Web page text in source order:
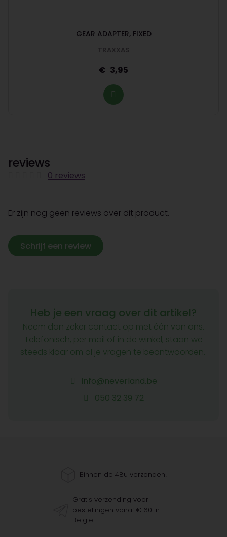
GEAR ADAPTER, FIXED
TRAXXAS
3,95
reviews
0 reviews
Er zijn nog geen reviews over dit product.
Schrijf een review
Heb je een vraag over dit artikel?
Neem dan zeker contact op met één van ons.
Telefonisch, per mail of in de winkel, staan we
steeds klaar om al je vragen te beantwoorden.
info@neverland.be
050 32 39 72
Binnen de 48u verzonden!
Gratis verzending voor
bestellingen vanaf € 60 in
België